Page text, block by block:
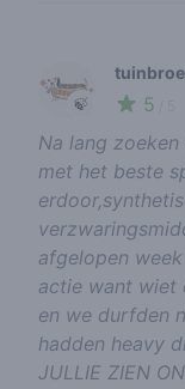
🍃 5
Na lang
met het beste
afgelopen
actie want wiet
en we durfden
hadden heavy
JULLIE ZIEN